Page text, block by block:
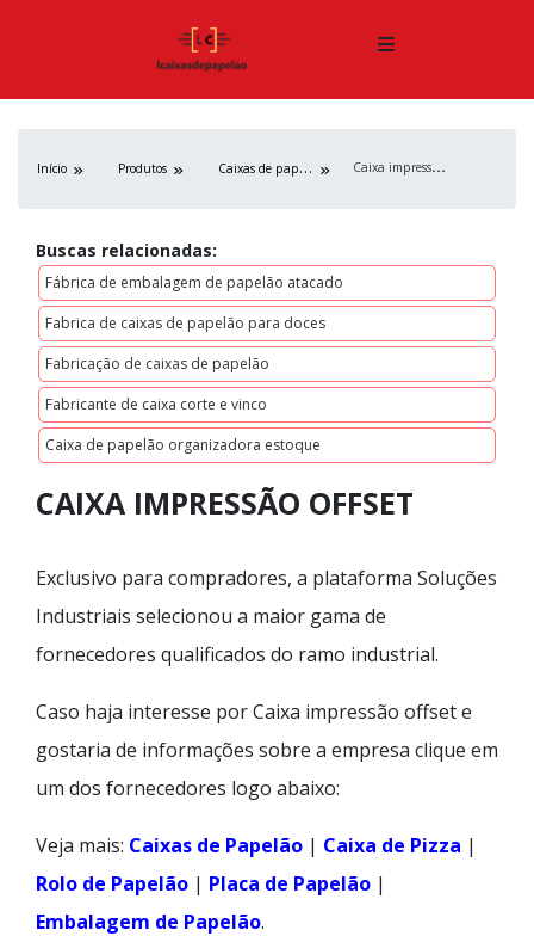
Início Produtos C
aixas de papelão C
aixa impressão offset
Buscas relacionadas:
Fábrica de embalagem de papelão atacado
Fabrica de caixas de papelão para doces
Fabricação de caixas de papelão
Fabricante de caixa corte e vinco
Caixa de papelão organizadora estoque
CAIXA IMPRESSÃO OFFSET
Exclusivo para compradores, a plataforma Soluções
Industriais selecionou a maior gama de
fornecedores qualificados do ramo industrial.
Caso haja interesse por Caixa impressão offset e
gostaria de informações sobre a empresa clique em
um dos fornecedores logo abaixo:
Veja mais: Caixas de Papelão | Caixa de Pizza |
Rolo de Papelão | Placa de Papelão |
Embalagem de Papelão.